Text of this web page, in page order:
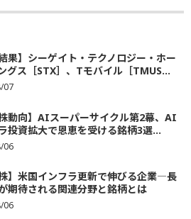
結果】シーゲイト・テクノロジー・ホー
グス［STX］、Tモバイル［TMUS...
07
株動向】AIスーパーサイクル第2幕、AI
投資拡大で恩恵を受ける銘柄3選...
06
株】米国インフラ更新で伸びる企業―長
期待される関連分野と銘柄とは
06